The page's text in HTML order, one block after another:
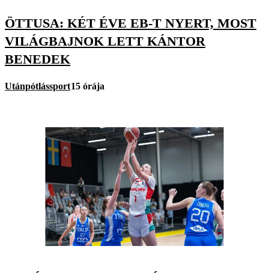
ÖTTUSA: KÉT ÉVE EB-T NYERT, MOST
VILÁGBAJNOK LETT KÁNTOR
BENEDEK
Utánpótlássport15 órája